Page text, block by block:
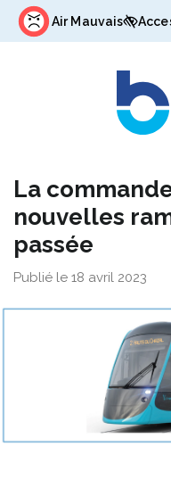
Gestion des traceurs
Air Mauvais
La
nouvelles
passée
Publié le 18 avril 2023